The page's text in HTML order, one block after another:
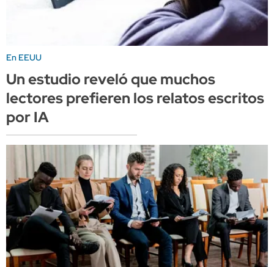
En EEUU
Un estudio reveló que muchos
lectores prefieren los relatos escritos
por IA